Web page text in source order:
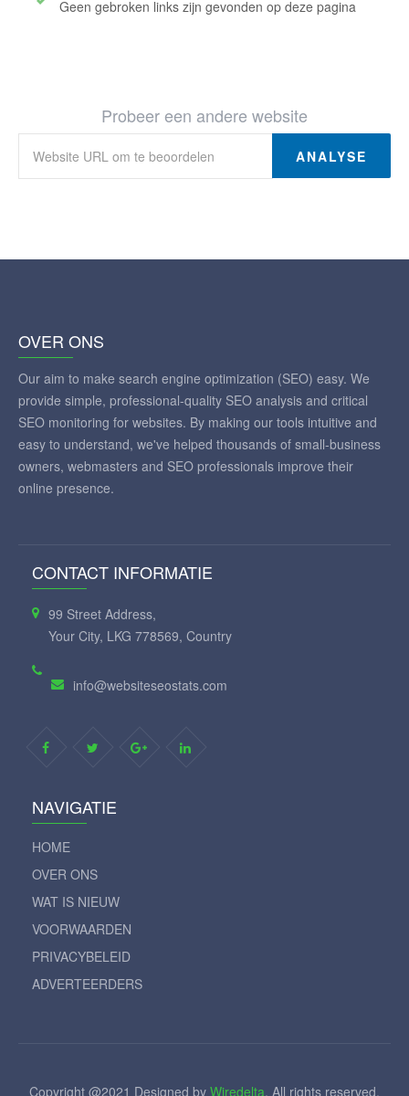
Geen gebroken links zijn gevonden op deze pagina
Probeer een andere website
ANALYSE
OVER ONS
Our aim to make search engine optimization (SEO) easy. We
provide simple, professional-quality SEO analysis and critical
SEO monitoring for websites. By making our tools intuitive and
easy to understand, we've helped thousands of small-business
owners, webmasters and SEO professionals improve their
online presence.
CONTACT INFORMATIE
99 Street Address,
Your City, LKG 778569, Country
info@websiteseostats.com
NAVIGATIE
HOME
OVER ONS
WAT IS NIEUW
VOORWAARDEN
PRIVACYBELEID
ADVERTEERDERS
Copyright @2021 Designed by Wiredelta, All rights reserved.